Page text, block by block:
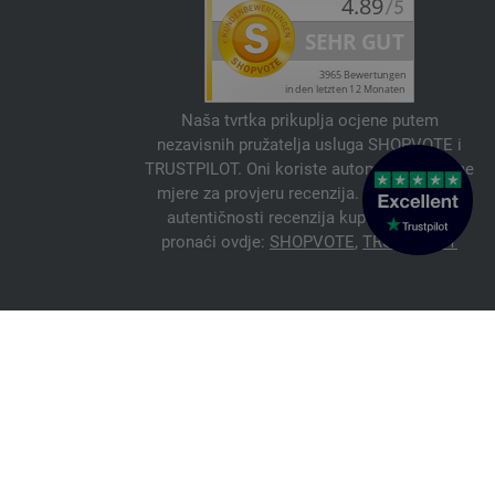
Naša tvrtka prikuplja ocjene putem
nezavisnih pružatelja usluga SHOPVOTE i
TRUSTPILOT. Oni koriste automatske i ručne
mjere za provjeru recenzija. Informacije o
autentičnosti recenzija kupaca možete
pronaći ovdje: SHOPVOTE, TRUSTPILOT